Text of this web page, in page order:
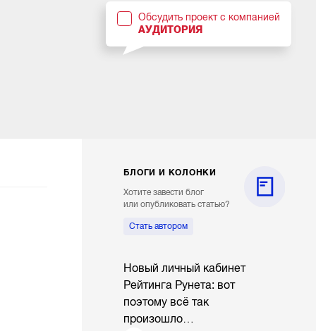
Обсудить проект с компанией
АУДИТОРИЯ
БЛОГИ И КОЛОНКИ
Хотите завести блог
или опубликовать статью?
Стать автором
Новый личный кабинет
Рейтинга Рунета: вот
поэтому всё так
произошло…